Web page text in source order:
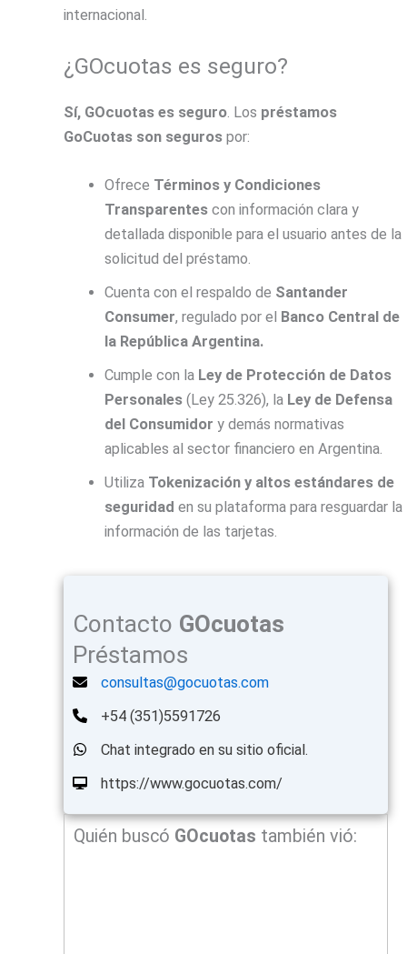
internacional.
¿GOcuotas es seguro?
Sí, GOcuotas es seguro. Los préstamos
GoCuotas son seguros por:
Ofrece Términos y Condiciones
Transparentescon información clara y
detallada disponible para el usuario antes de la
solicitud del préstamo.
Cuenta con el respaldo de Santander
Consumer, regulado por el Banco Central de
la República Argentina.
Cumple con la Ley de Protección de Datos
Personales(Ley 25.326), la Ley de Defensa
del Consumidor y demás normativas
aplicables al sector financiero en Argentina.
Utiliza Tokenización y altos estándares de
seguridad en su plataforma para resguardar la
información de las tarjetas.
Contacto GOcuotas
Préstamos
consultas@gocuotas.com
+54 (351)5591726
Chat integrado en su sitio oficial.
https://www.gocuotas.com/
Quién buscó GOcuotas también vió: